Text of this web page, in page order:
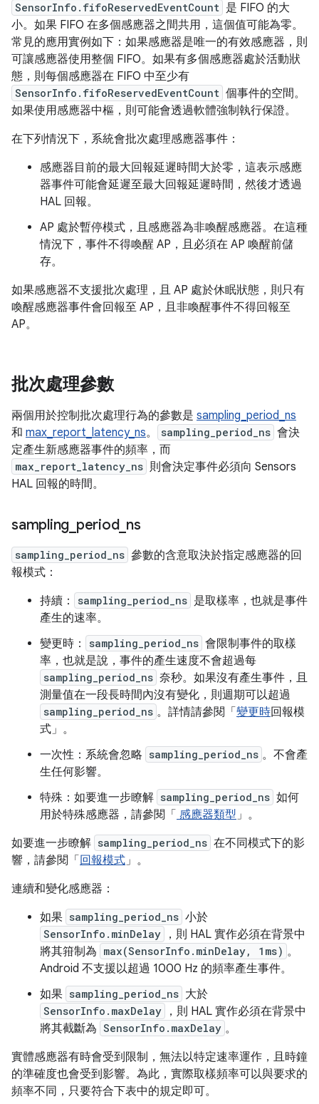
SensorInfo.fifoReservedEventCount 是 FIFO 的大
小。如果 FIFO 在多個感應器之間共用，這個值可能為零。
常見的應用實例如下：如果感應器是唯一的有效感應器，則
可讓感應器使用整個 FIFO。如果有多個感應器處於活動狀
態，則每個感應器在 FIFO 中至少有
SensorInfo.fifoReservedEventCount 個事件的空間。
如果使用感應器中樞，則可能會透過軟體強制執行保證。
在下列情況下，系統會批次處理感應器事件：
感應器目前的最大回報延遲時間大於零，這表示感應
器事件可能會延遲至最大回報延遲時間，然後才透過
HAL 回報。
AP 處於暫停模式，且感應器為非喚醒感應器。在這種
情況下，事件不得喚醒 AP，且必須在 AP 喚醒前儲
存。
如果感應器不支援批次處理，且 AP 處於休眠狀態，則只有
喚醒感應器事件會回報至 AP，且非喚醒事件不得回報至
AP。
批次處理參數
兩個用於控制批次處理行為的參數是 sampling_period_ns
和 max_report_latency_ns。 sampling_period_ns 會決
定產生新感應器事件的頻率，而
max_report_latency_ns 則會決定事件必須向 Sensors
HAL 回報的時間。
sampling period_ ns
sampling_period_ns 參數的含意取決於指定感應器的回
報模式：
持續：
sampling_period_ns 是取樣率，也就是事件
產生的速率。
變更時：
sampling_period_ns 會限制事件的取樣
率，也就是說，事件的產生速度不會超過每
sampling_period_ns 奈秒。如果沒有產生事件，且
測量值在一段長時間內沒有變化，則週期可以超過
sampling_period_ns 。詳情請參閱「 變更時回報模
式」。
一次性：系統會忽略 sampling_period_ns 。不會產
生任何影響。
特殊：如要進一步瞭解 sampling_period_ns 如何
用於特殊感應器，請參閱「 感應器類型」。
如要進一步瞭解 sampling_period_ns 在不同模式下的影
響，請參閱「 回報模式」。
連續和變化感應器：
如果 sampling_period_ns 小於
SensorInfo.minDelay
，則 HAL 實作必須在背景中
將其箝制為 max(SensorInfo.minDelay, 1ms) 。
Android 不支援以超過 1000 Hz 的頻率產生事件。
如果 sampling_period_ns 大於
SensorInfo.maxDelay
，則 HAL 實作必須在背景中
將其截斷為 SensorInfo.maxDelay 。
實體感應器有時會受到限制，無法以特定速率運作，且時鐘
的準確度也會受到影響。為此，實際取樣頻率可以與要求的
頻率不同，只要符合下表中的規定即可。